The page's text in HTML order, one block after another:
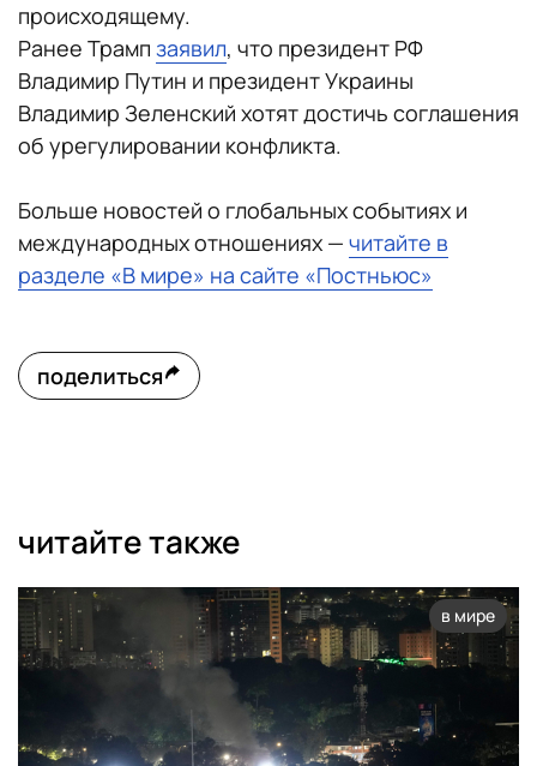
происходящему.
Ранее Трамп заявил, что президент РФ
Владимир Путин и президент Украины
Владимир Зеленский хотят достичь соглашения
об урегулировании конфликта.
Больше новостей о глобальных событиях и
международных отношениях — читайте в
разделе «В мире» на сайте «Постньюс»
поделиться
читайте также
в мире